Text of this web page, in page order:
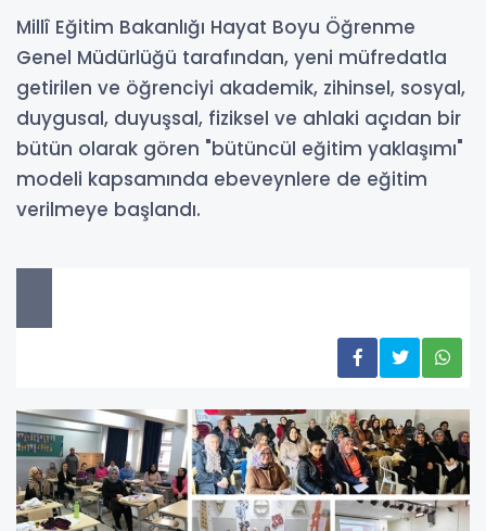
​​​​​​​Millî Eğitim Bakanlığı Hayat Boyu Öğrenme
Genel Müdürlüğü tarafından, yeni müfredatla
getirilen ve öğrenciyi akademik, zihinsel, sosyal,
duygusal, duyuşsal, fiziksel ve ahlaki açıdan bir
bütün olarak gören "bütüncül eğitim yaklaşımı"
modeli kapsamında ebeveynlere de eğitim
verilmeye başlandı.